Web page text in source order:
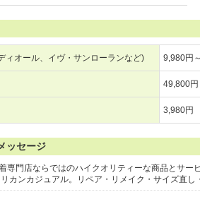
ィオール、イヴ・サンローランなど) 9,980円
49,800円
3,980円
ッセージ
専門店ならではのハイクオリティーな商品とサー
カンカジュアル。リペア・リメイク・サイズ直